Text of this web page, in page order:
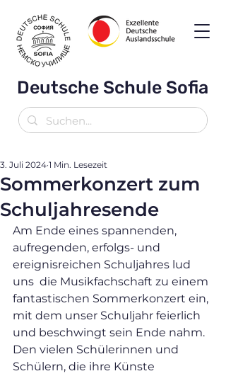
Deutsche Schule Sofia
Sommerkonzert zum
Schuljahresende
3. Juli 2024 1 Min. Lesezeit
Am Ende eines spannenden,
aufregenden, erfolgs- und
ereignisreichen Schuljahres lud
uns  die Musikfachschaft zu einem
fantastischen Sommerkonzert ein,
mit dem unser Schuljahr feierlich
und beschwingt sein Ende nahm.
Den vielen Schülerinnen und
Schülern, die ihre Künste